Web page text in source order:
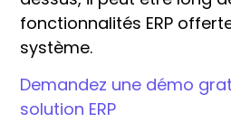
fonctionnalités ERP
système.
Demandez une démo
solution ERP